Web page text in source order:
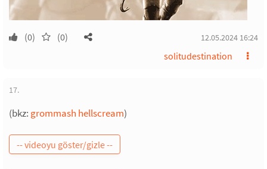
(0) (0) 12.05.2024 16:24
solitudestination
17.
(bkz: grommash hellscream)